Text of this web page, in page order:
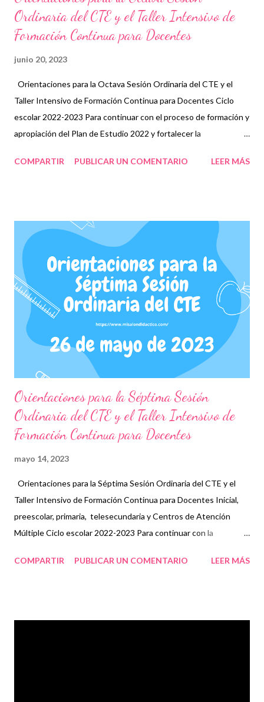
Ordinaria del CTE y el Taller Intensivo de
Formación Continua para Docentes
junio 20, 2023
Orientaciones para la Octava Sesión Ordinaria del CTE y el
Taller Intensivo de Formación Continua para Docentes Ciclo
escolar 2022-2023 Para continuar con el proceso de formación y
apropiación del Plan de Estudio 2022 y fortalecer la
Ordinaria, como quedó establecido en la programación de
y Campos formativos, por lo que estas orientaciones son
generales y están dirigidas a todas las escuelas de educación
básica. Obtén archivo a continuación 👇 Orientaciones para la
Octava Sesión Ordinaria del CTE ¡G racias por tu visita! 😉
Publicamos diariamente. No olvides compartir nuestra página y
unirte a nuestro grupo para más contenido educativo. 👉 Grupo
de Facebook Además, puedes unirte a Grupos de WhatsApp y
seguir a Salón didác...
COMPARTIR PUBLICAR UN COMENTARIO LEER MÁS
Orientaciones para la Séptima Sesión
Ordinaria del CTE y el Taller Intensivo de
Formación Continua para Docentes
mayo 14, 2023
Orientaciones para la Séptima Sesión Ordinaria del CTE y el
Taller Intensivo de Formación Continua para Docentes Inicial,
preescolar, primaria, telesecundaria y Centros de Atención
Múltiple Ciclo escolar 2022-2023 Para continuar con la
Ordinaria vamos a profundizar sobre el Campo formativo De lo
COMPARTIR PUBLICAR UN COMENTARIO LEER MÁS